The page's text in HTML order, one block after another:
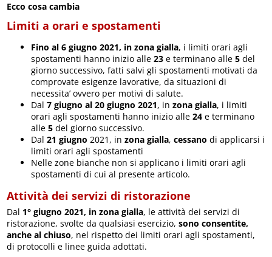
Ecco cosa cambia
Limiti a orari e spostamenti
Fino al 6 giugno 2021, in zona gialla, i limiti orari agli
spostamenti hanno inizio alle 23 e terminano alle 5 del
giorno successivo, fatti salvi gli spostamenti motivati da
comprovate esigenze lavorative, da situazioni di
necessita’ ovvero per motivi di salute.
Dal7 giugno al 20 giugno 2021, inzona gialla, i limiti
orari agli spostamenti hanno inizio alle24 e terminano
alle5 del giorno successivo.
Dal21 giugno 2021, inzona gialla,cessano di applicarsi i
limiti orari agli spostamenti
Nelle zone bianche non si applicano i limiti orari agli
spostamenti di cui al presente articolo.
Attività dei servizi di ristorazione
Dal 1° giugno 2021, in zona gialla, le attività dei servizi di
ristorazione, svolte da qualsiasi esercizio, sono consentite,
anche al chiuso, nel rispetto dei limiti orari agli spostamenti,
di protocolli e linee guida adottati.